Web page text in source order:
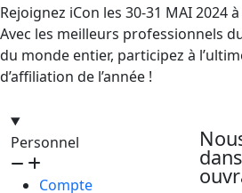
Rejoignez iCon les 30-31 MAI 2024
Avec les meilleurs professionnels
du monde entier, participez à
d’affiliation de l’année !
Personnel
Compte